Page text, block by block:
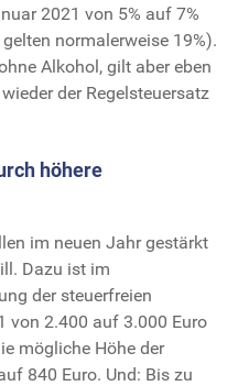
2021 von 5% auf 7%
normalerweise 19%).
Alkohol, gilt aber eben
der Regelsteuersatz
höhere
im neuen Jahr gestärkt
Dazu ist im
der steuerfreien
von 2.400 auf 3.000 Euro
mögliche Höhe der
840 Euro. Und: Bis zu